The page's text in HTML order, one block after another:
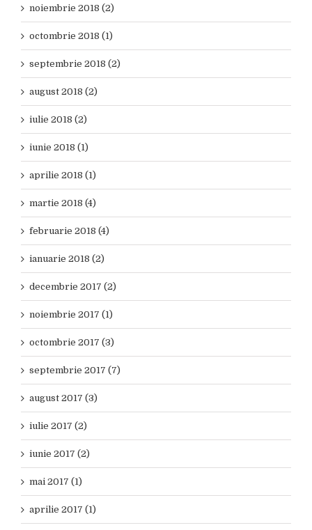
noiembrie 2018 (2)
octombrie 2018 (1)
septembrie 2018 (2)
august 2018 (2)
iulie 2018 (2)
iunie 2018 (1)
aprilie 2018 (1)
martie 2018 (4)
februarie 2018 (4)
ianuarie 2018 (2)
decembrie 2017 (2)
noiembrie 2017 (1)
octombrie 2017 (3)
septembrie 2017 (7)
august 2017 (3)
iulie 2017 (2)
iunie 2017 (2)
mai 2017 (1)
aprilie 2017 (1)